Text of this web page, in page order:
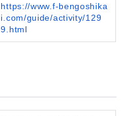
https://www.f-bengoshika
i.com/guide/activity/129
9.html